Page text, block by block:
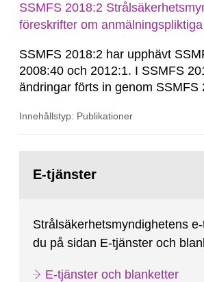
SSMFS 2018:2
föreskrifter om
SSMFS 2018:2 har upphävt
2008:40 och 2012:1. I SSMFS
ändringar förts in genom SSMFS
Innehållstyp: Publikationer
sida:E-tjänster
Strålsäkerhetsmyndighetens
du på sidan E-tjänster och
E-tjänster och blanketter